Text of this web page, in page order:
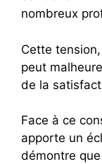
nombreux
Cette
peut
de la
Face à ce
apporte un
démontre